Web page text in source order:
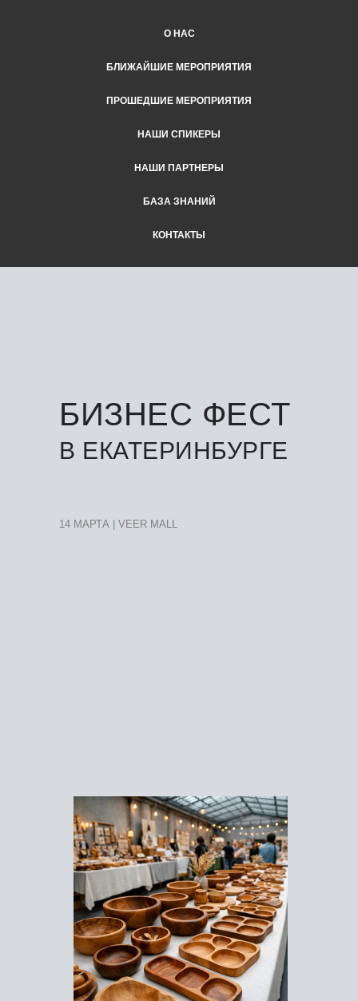
О НАС
БЛИЖАЙШИЕ МЕРОПРИЯТИЯ
ПРОШЕДШИЕ МЕРОПРИЯТИЯ
НАШИ СПИКЕРЫ
НАШИ ПАРТНЕРЫ
БАЗА ЗНАНИЙ
КОНТАКТЫ
14 МАРТА | VEER MALL
В ЕКАТЕРИНБУРГЕ
БИЗНЕС ФЕСТ